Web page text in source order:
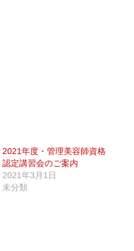
2021年度・管理美容師資格
認定講習会のご案内
2021年3月1日
未分類